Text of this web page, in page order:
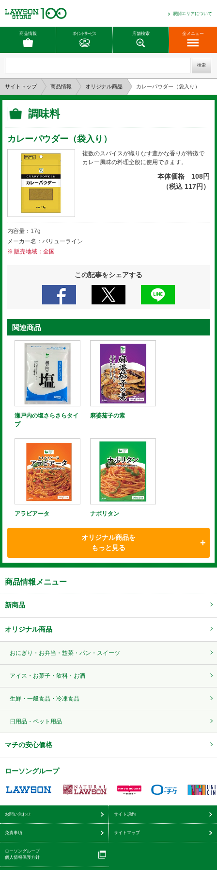
展開エリアについて
商品情報 ポイントサービス 店舗検索 全メニュー
サイトトップ 商品情報 オリジナル商品 カレーパウダー（袋入り）
調味料
カレーパウダー（袋入り）
複数のスパイスが織りなす豊かな香りが特徴で
カレー風味の料理全般に使用できます。
本体価格 108円
（税込 117円）
内容量：17g
メーカー名：バリューライン
販売地域：全国
この記事をシェアする
関連商品
瀬戸内の塩さらさらタイ
プ
麻婆茄子の素
アラビアータ ナポリタン
オリジナル商品を
もっと見る
商品情報メニュー
新商品
オリジナル商品
おにぎり・お弁当・惣菜・パン・スイーツ
アイス・お菓子・飲料・お酒
生鮮・一般食品・冷凍食品
日用品・ペット用品
マチの安心価格
ローソングループ
お問い合わせ サイト規約
免責事項 サイトマップ
ローソングループ
個人情報保護方針